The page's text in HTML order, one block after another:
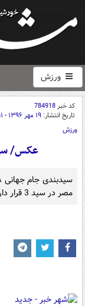
ورزش
کد خبر784918
تاریخ انتشار: ۱۹ مهر ۱۳۹۶ - ۱۵:۵۱
ورزش
عکس/
مصر در سید 3 قرار دارد.